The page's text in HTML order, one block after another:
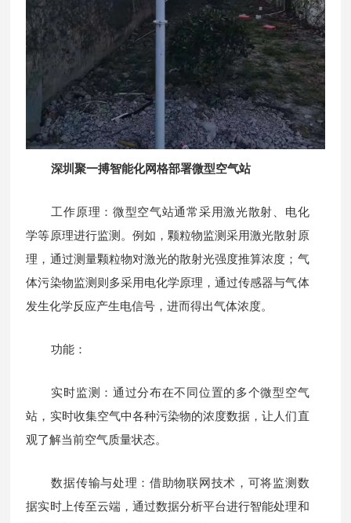
深圳聚一搏智能化网格部署微型空气站
工作原理：微型空气站通常采用激光散射、电化
学等原理进行监测。例如，颗粒物监测采用激光散射原
理，通过测量颗粒物对激光的散射光强度推算浓度；气
体污染物监测则多采用电化学原理，通过传感器与气体
发生化学反应产生电信号，进而得出气体浓度。
功能：
实时监测：通过分布在不同位置的多个微型空气
站，实时收集空气中各种污染物的浓度数据，让人们直
观了解当前空气质量状态。
数据传输与处理：借助物联网技术，可将监测数
据实时上传至云端，通过数据分析平台进行智能处理和